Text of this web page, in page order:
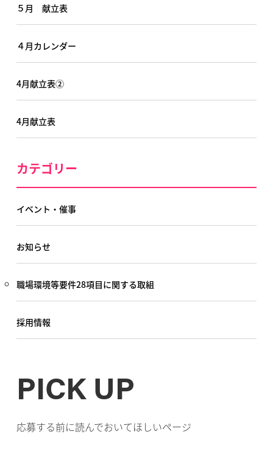
５月 献立表
４月カレンダー
4月献立表②
4月献立表
カテゴリー
イベント・催事
お知らせ
職場環境等要件28項目に関する取組
採用情報
PICK UP
応募する前に読んでおいてほしいページ